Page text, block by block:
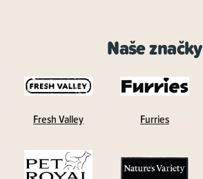
Naše značky
Fresh Valley Furries